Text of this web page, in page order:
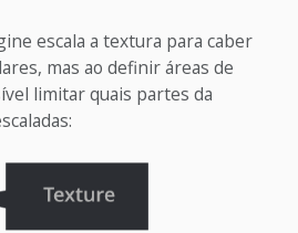
escala a textura para caber
mas ao definir áreas de
limitar quais partes da